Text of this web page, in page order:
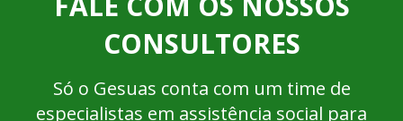
CONSULTORES
Só o Gesuas conta com um time de
especialistas em assistência social para